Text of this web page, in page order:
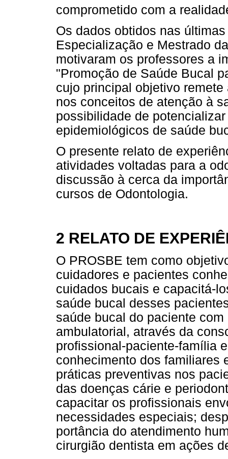
comprometido com a
Os dados obtidos nas
Especialização e Mestrado
motivaram os professores a
"Promoção de Saúde Bucal
cujo principal objetivo
nos conceitos de atenção à
possibilidade de
epidemiológicos de saúde
O presente relato de
atividades voltadas para a
discussão à cerca da
cursos de Odontologia.
2 RELATO DE
O PROSBE tem como
cuidadores e pacientes
cuidados bucais e capacitá-
saúde bucal desses
saúde bucal do paciente
ambulatorial, através da
profissional-paciente-família
conhecimento dos familiares
práticas preventivas nos
das doenças cárie e
capacitar os profissionais
necessidades especiais;
portância do atendimento
cirurgião dentista em ações